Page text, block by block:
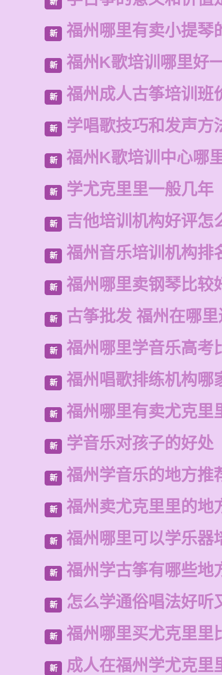
新
新 福州哪里有卖小提琴
新 福州K歌培训哪里好
新 福州成人古筝培训班
新 学唱歌技巧和发声方
新 福州K歌培训中心哪
新 学尤克里里一般几年
新 吉他培训机构好评怎
新 福州音乐培训机构排
新 福州哪里卖钢琴比较
新 古筝批发 福州在哪
新 福州哪里学音乐高考
新 福州唱歌排练机构哪
新 福州哪里有卖尤克里
新 学音乐对孩子的好处
新 福州学音乐的地方推
新 福州卖尤克里里的地
新 福州哪里可以学乐器
新 福州学古筝有哪些地
新 怎么学通俗唱法好听
新 福州哪里买尤克里里
新 成人在福州学尤克里